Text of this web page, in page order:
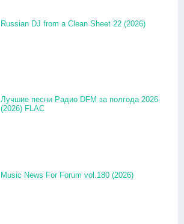
Russian DJ from a Clean Sheet 22 (2026)
Лучшие песни Радио DFM за полгода 2026
(2026) FLAC
Music News For Forum vol.180 (2026)